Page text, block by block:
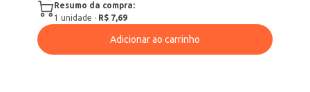
Resumo da compra:
1 unidade · R$ 7,69
Adicionar ao carrinho